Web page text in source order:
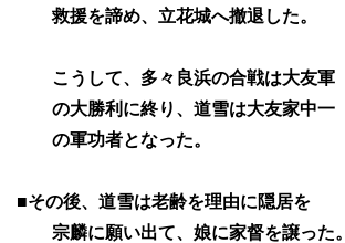
救援を諦め、立花城へ撤退した。
こうして、多々良浜の合戦は大友軍
の大勝利に終り、道雪は大友家中一
の軍功者となった。
■その後、道雪は老齢を理由に隠居を
宗麟に願い出て、娘に家督を譲った。